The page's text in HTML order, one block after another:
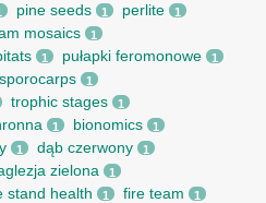
pine seeds 1 perlite 1
mosaics 1
1 pułapki feromonowe 1
sporocarps 1
trophic stages 1
1 bionomics 1
1 dąb czerwony 1
zielona 1
stand health 1 fire team 1